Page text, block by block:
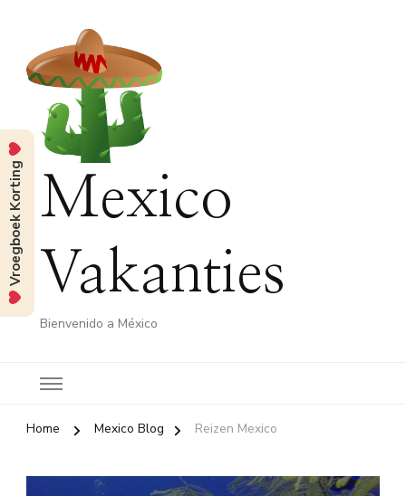
Mexico
Vakanties
Bienvenido a México
Home Mexico Blog Reizen Mexico
Vroegboek Korting